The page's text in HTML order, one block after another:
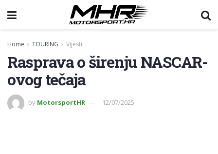
Home TOURING Vijesti
Rasprava o širenju NASCAR-
ovog tečaja
by MotorsportHR 12/07/2025